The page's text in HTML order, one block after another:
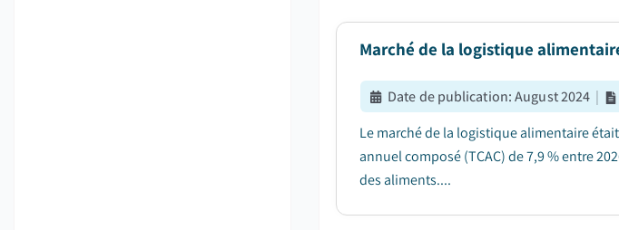
Marché de la logistique
Date de publication:August 2024 |
Le marché de la logistique alimentaire
annuel composé (TCAC) de 7,9 % entre
des aliments....